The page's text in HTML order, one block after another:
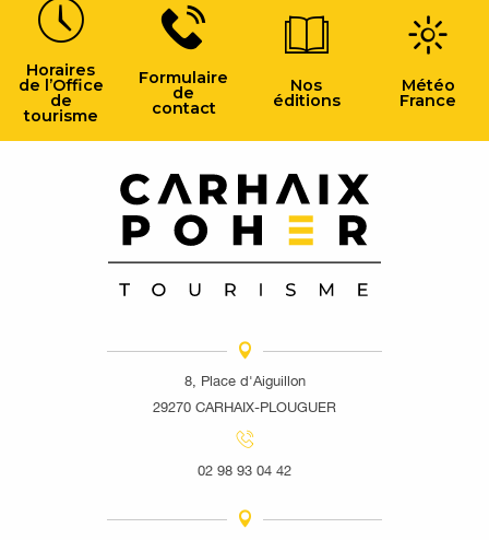
Horaires
de l’Office
de
tourisme
Formulaire
de
contact
Nos
éditions
Météo
France
8, Place d'Aiguillon
29270 CARHAIX-PLOUGUER
02 98 93 04 42